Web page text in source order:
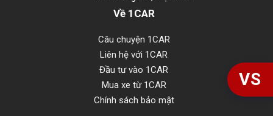
Về 1CAR
Câu chuyện 1CAR
Liên hệ với 1CAR
Đầu tư vào 1CAR
Mua xe từ 1CAR
Chính sách bảo mật
VS